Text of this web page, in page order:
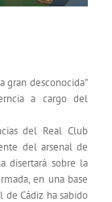
gran desconocida”
a cargo del
del Real Club
del arsenal de
disertará sobre la
en una base
Cádiz ha sabido